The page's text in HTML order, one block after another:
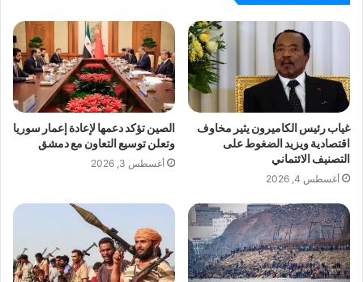
غياب رئيس الكاميرون يثير مخاوف
اقتصادية ويزيد الضغوط على
التصنيف الائتماني
أغسطس 4, 2026
الصين تؤكد دعمها لإعادة إعمار سوريا
وتعلن توسيع التعاون مع دمشق
أغسطس 3, 2026